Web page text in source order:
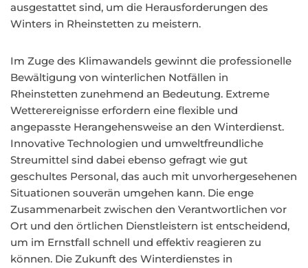
ausgestattet sind, um die Herausforderungen des
Winters in Rheinstetten zu meistern.
Im Zuge des Klimawandels gewinnt die professionelle
Bewältigung von winterlichen Notfällen in
Rheinstetten zunehmend an Bedeutung. Extreme
Wetterereignisse erfordern eine flexible und
angepasste Herangehensweise an den Winterdienst.
Innovative Technologien und umweltfreundliche
Streumittel sind dabei ebenso gefragt wie gut
geschultes Personal, das auch mit unvorhergesehenen
Situationen souverän umgehen kann. Die enge
Zusammenarbeit zwischen den Verantwortlichen vor
Ort und den örtlichen Dienstleistern ist entscheidend,
um im Ernstfall schnell und effektiv reagieren zu
können. Die Zukunft des Winterdienstes in